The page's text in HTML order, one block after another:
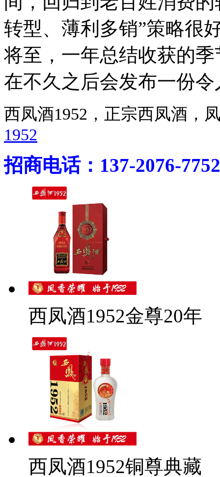
转型、薄利多销”策略很
将至，一年总结收获的
在不久之后会发布一份
西凤酒1952，正宗西凤酒
1952
招商电话：137-2076-7752
西凤酒1952金尊20年
西凤酒1952铜尊典藏